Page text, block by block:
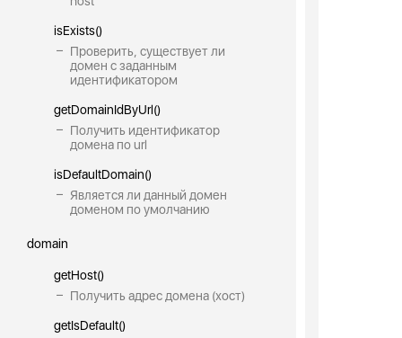
isExists()
Проверить, существует ли
домен с заданным
идентификатором
getDomainIdByUrl()
Получить идентификатор
домена по url
isDefaultDomain()
Является ли данный домен
доменом по умолчанию
domain
getHost()
Получить адрес домена (хост)
getIsDefault()